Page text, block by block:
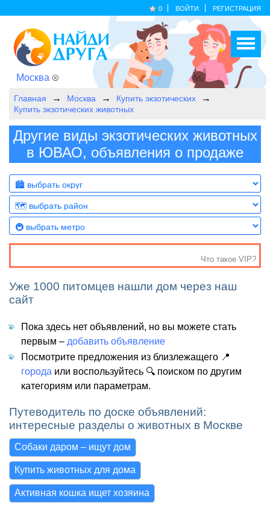
0 ВОЙТИ РЕГИСТРАЦИЯ
Москва
Главная Москва
Купить экзотических
Купить экзотических животных
Другие виды экзотических животных
в ЮВАО, объявления о продаже
Что такое VIP?
Уже 1000 питомцев нашли дом через наш
сайт
Пока здесь нет объявлений, но вы можете стать
первым – добавить объявление
Посмотрите предложения из близлежащего 📍
города или воспользуйтесь 🔍 поиском по другим
категориям или параметрам.
Путеводитель по доске объявлений:
интересные разделы о животных в Москве
Собаки даром – ищут дом
Купить животных для дома
Активная кошка ищет хозяина